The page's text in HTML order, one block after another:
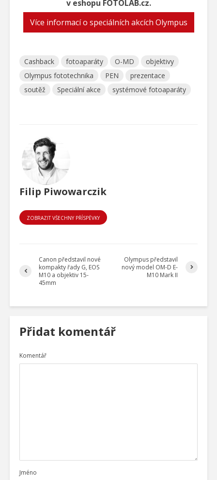
v eshopu FOTOLAB.cz.
Více informací o speciálních akcích Olympus
Cashback fotoaparáty O-MD
objektivy
Olympus fototechnika
PEN
prezentace
soutěž
Speciální akce systémové fotoaparáty
Filip Piwowarczik
ZOBRAZIT VŠECHNY PŘÍSPĚVKY
Canon představil nové
kompakty řady G, EOS
M10 a objektiv 15-
45mm
Olympus představil
nový model OM-D E-
M10 Mark II
Přidat komentář
Komentář
Jméno